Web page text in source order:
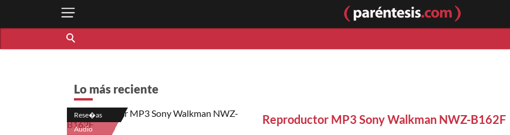
Lo más reciente
Rese�as
Audio
Reproductor MP3 Sony Walkman NWZ-B162F